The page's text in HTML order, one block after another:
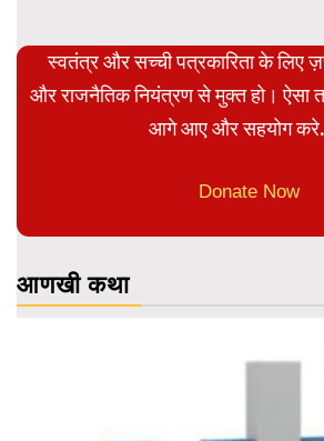
स्वतंत्र और सच्ची पत्रकारिता के लिए
और राजनैतिक नियंत्रण से मुक्त हो। ऐसा
आगे आए और सहयोग करे.
Donate Now
आणखी कथा